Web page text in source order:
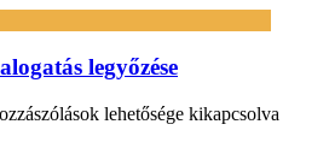
legyőzése
lehetősége kikapcsolva